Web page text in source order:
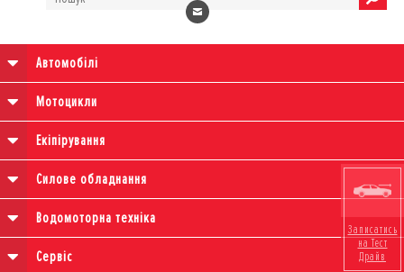
Автомобілі
Мотоцикли
Екіпірування
Силове обладнання
Водомоторна техніка
Сервіс
Записатись
на Тест
Драйв